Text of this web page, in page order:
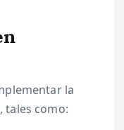
la
tales como: